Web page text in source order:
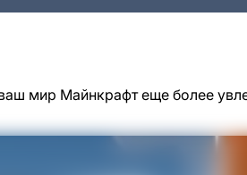
мир Майнкрафт еще более